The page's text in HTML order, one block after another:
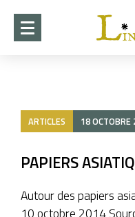
CRÉATIONS
COLLABORATIONS
STAGES 2026-2027
ARTICLES 18 OCTOBRE
PAPIERS
Autour des papiers
10 octobre 2014